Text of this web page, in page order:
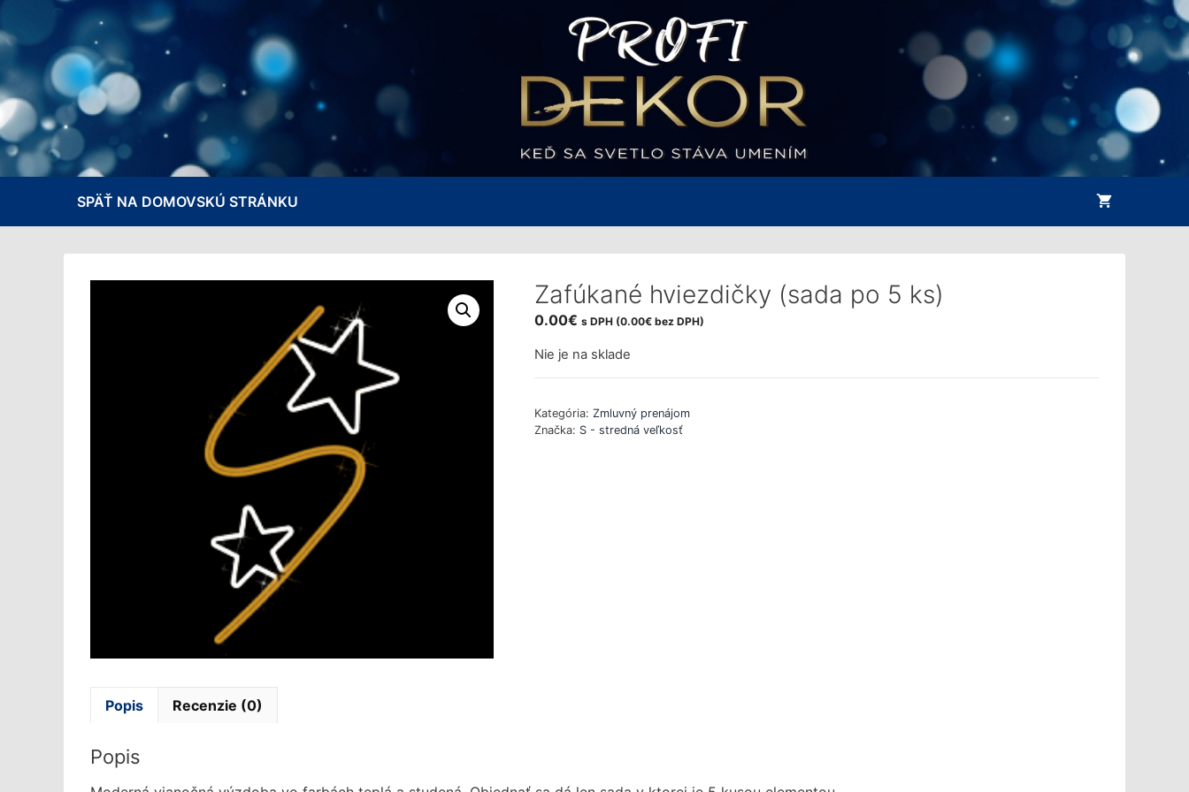
Preskočiť
na
obsah
SPÄŤ NA DOMOVSKÚ STRÁNKU
Zafúkané hviezdičky (sada po 5 ks)
0.00€ s DPH (0.00€bez DPH)
Nie je na sklade
Kategória: Zmluvný prenájom
Značka: S - stredná veľkosť
Popis Recenzie (0)
Popis